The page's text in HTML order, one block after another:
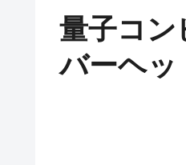
量子コン
バーヘッ